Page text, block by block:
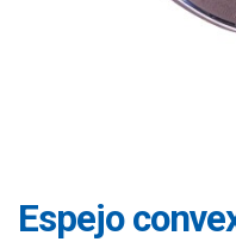
Espejo